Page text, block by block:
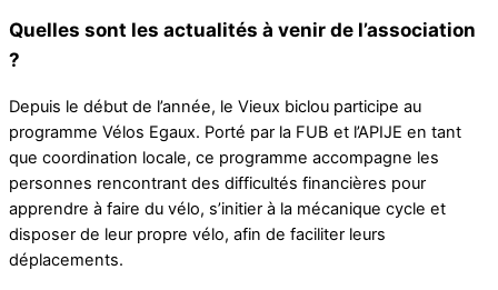
Quelles sont les actualités à venir de l’association
?
Depuis le début de l’année, le Vieux biclou participe au
programme Vélos Egaux. Porté par la FUB et l’APIJE en tant
que coordination locale, ce programme accompagne les
personnes rencontrant des difficultés financières pour
apprendre à faire du vélo, s’initier à la mécanique cycle et
disposer de leur propre vélo, afin de faciliter leurs
déplacements.